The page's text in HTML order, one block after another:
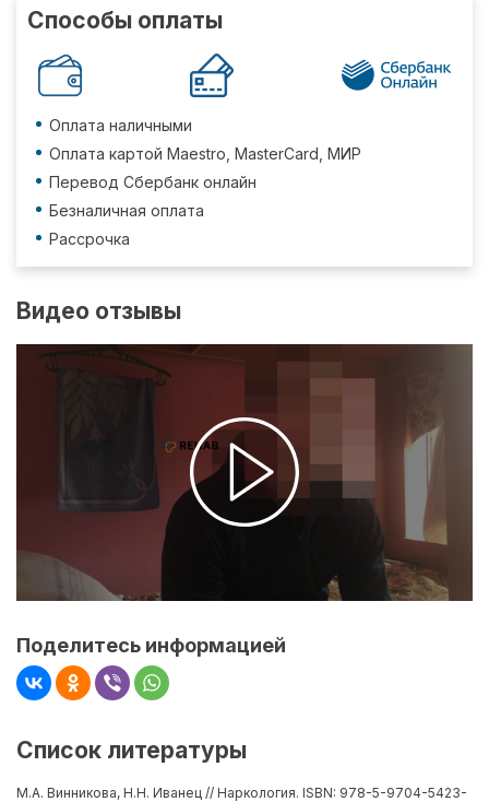
Способы оплаты
Оплата наличными
Оплата картой Maestro, MasterCard, МИР
Перевод Сбербанк онлайн
Безналичная оплата
Рассрочка
Видео отзывы
Поделитесь информацией
Список литературы
М.А. Винникова, Н.Н. Иванец // Наркология. ISBN: 978-5-9704-5423-